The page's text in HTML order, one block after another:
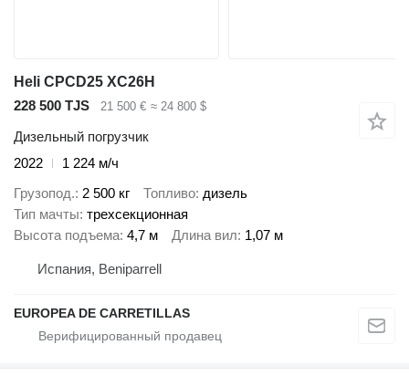
Heli CPCD25 XC26H
228 500 TJS
21 500 € ≈ 24 800 $
Дизельный погрузчик
2022
1 224 м/ч
Грузопод. 2 500 кг Топливо дизель
Тип мачты трехсекционная
Высота подъема 4,7 м Длина вил 1,07 м
Испания, Beniparrell
EUROPEA DE CARRETILLAS